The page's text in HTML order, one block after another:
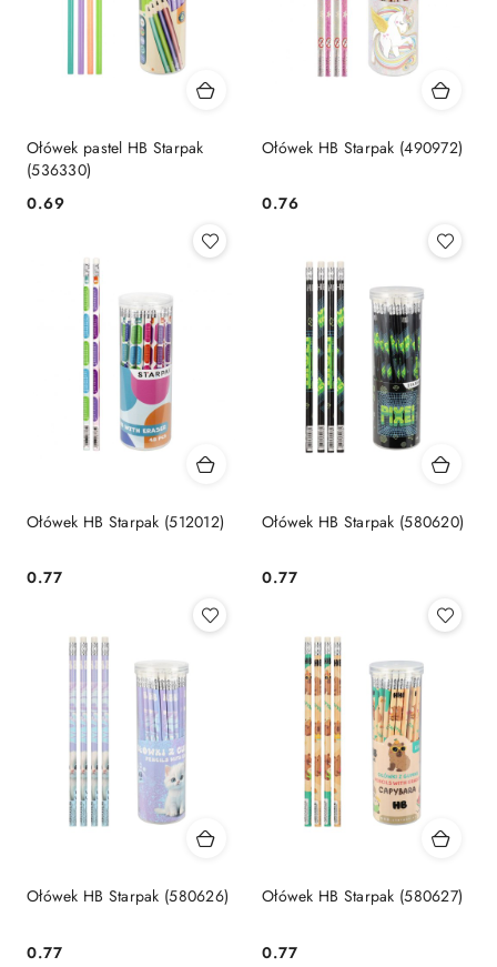
Ołówek pastel HB Starpak
(536330)
Cena:
0.69
Ołówek HB Starpak (490972)
Cena:
0.76
Ołówek HB Starpak (512012)
Cena:
0.77
Ołówek HB Starpak (580620)
Cena:
0.77
Ołówek HB Starpak (580626)
Cena:
0.77
Ołówek HB Starpak (580627)
Cena:
0.77